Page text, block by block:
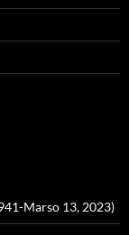
Marso 13, 2023)